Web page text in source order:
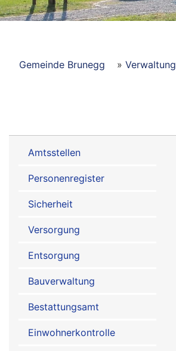
Pfadnavigation
Gemeinde Brunegg Verwaltung
Hauptnavigation
Abteilungen
Amtsstellen
Personenregister
Sicherheit
Versorgung
Entsorgung
Bauverwaltung
Bestattungsamt
Einwohnerkontrolle